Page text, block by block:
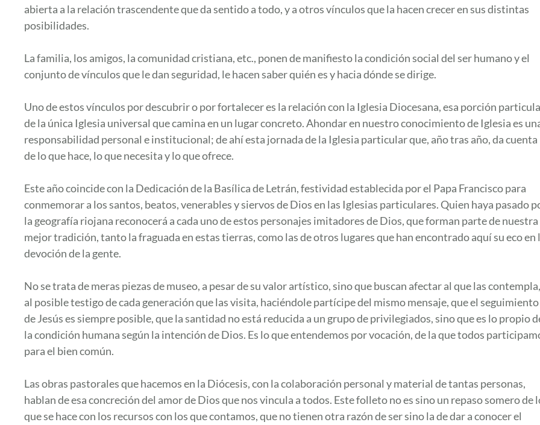
abierta a la relación trascendente que da sentido a todo, y a otros vínculos que la hacen crecer en sus distintas
posibilidades.
La familia, los amigos, la comunidad cristiana, etc., ponen de manifiesto la condición social del ser humano y el
conjunto de vínculos que le dan seguridad, le hacen saber quién es y hacia dónde se dirige.
Uno de estos vínculos por descubrir o por fortalecer es la relación con la Iglesia Diocesana, esa porción
de la única Iglesia universal que camina en un lugar concreto. Ahondar en nuestro conocimiento de Iglesia es
responsabilidad personal e institucional; de ahí esta jornada de la Iglesia particular que, año tras año, da cuenta
de lo que hace, lo que necesita y lo que ofrece.
Este año coincide con la Dedicación de la Basílica de Letrán, festividad establecida por el Papa Francisco para
conmemorar a los santos, beatos, venerables y siervos de Dios en las Iglesias particulares. Quien haya pasado
la geografía riojana reconocerá a cada uno de estos personajes imitadores de Dios, que forman parte de nuestra
mejor tradición, tanto la fraguada en estas tierras, como las de otros lugares que han encontrado aquí su eco en
devoción de la gente.
No se trata de meras piezas de museo, a pesar de su valor artístico, sino que buscan afectar al que las contempla,
al posible testigo de cada generación que las visita, haciéndole partícipe del mismo mensaje, que el seguimiento
de Jesús es siempre posible, que la santidad no está reducida a un grupo de privilegiados, sino que es lo propio
la condición humana según la intención de Dios. Es lo que entendemos por vocación, de la que todos
para el bien común.
Las obras pastorales que hacemos en la Diócesis, con la colaboración personal y material de tantas personas,
hablan de esa concreción del amor de Dios que nos vincula a todos. Este folleto no es sino un repaso somero de
que se hace con los recursos con los que contamos, que no tienen otra razón de ser sino la de dar a conocer el